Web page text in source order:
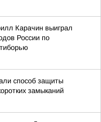
Карачин выиграл
России по
способ защиты
замыканий